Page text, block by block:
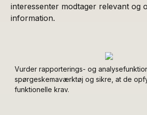
interessenter modtager relevant og
information.
Vurder rapporterings- og
spørgeskemaværktøj og sikre, at de
funktionelle krav.